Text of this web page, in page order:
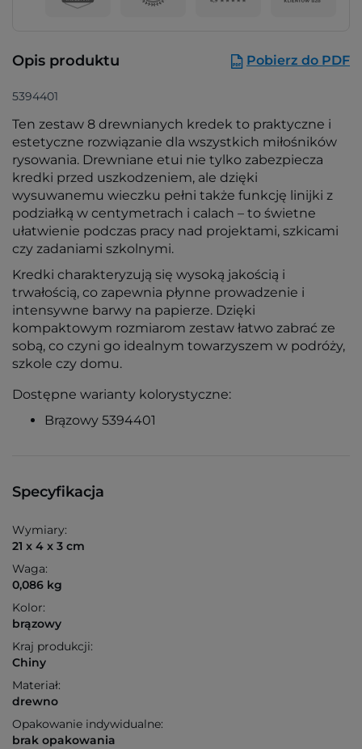
Opis produktu Pobierz do PDF
5394401
Ten zestaw 8 drewnianych kredek to praktyczne i
estetyczne rozwiązanie dla wszystkich miłośników
rysowania. Drewniane etui nie tylko zabezpiecza
kredki przed uszkodzeniem, ale dzięki
wysuwanemu wieczku pełni także funkcję linijki z
podziałką w centymetrach i calach – to świetne
ułatwienie podczas pracy nad projektami, szkicami
czy zadaniami szkolnymi.
Kredki charakteryzują się wysoką jakością i
trwałością, co zapewnia płynne prowadzenie i
intensywne barwy na papierze. Dzięki
kompaktowym rozmiarom zestaw łatwo zabrać ze
sobą, co czyni go idealnym towarzyszem w podróży,
szkole czy domu.
Dostępne warianty kolorystyczne:
Brązowy 5394401
Specyfikacja
Wymiary:
21 x 4 x 3 cm
Waga:
0,086 kg
Kolor:
brązowy
Kraj produkcji:
Chiny
Materiał:
drewno
Opakowanie indywidualne:
brak opakowania